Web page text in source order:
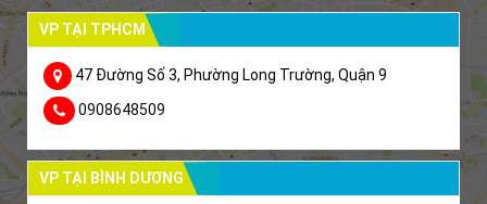
VP TẠI TPHCM
47 Đường Số 3, Phường Long Trường, Quận 9
0908648509
VP TẠI BÌNH DƯƠNG